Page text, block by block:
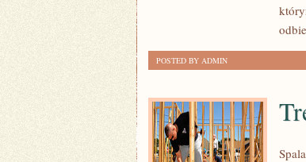
POSTED BY ADMIN